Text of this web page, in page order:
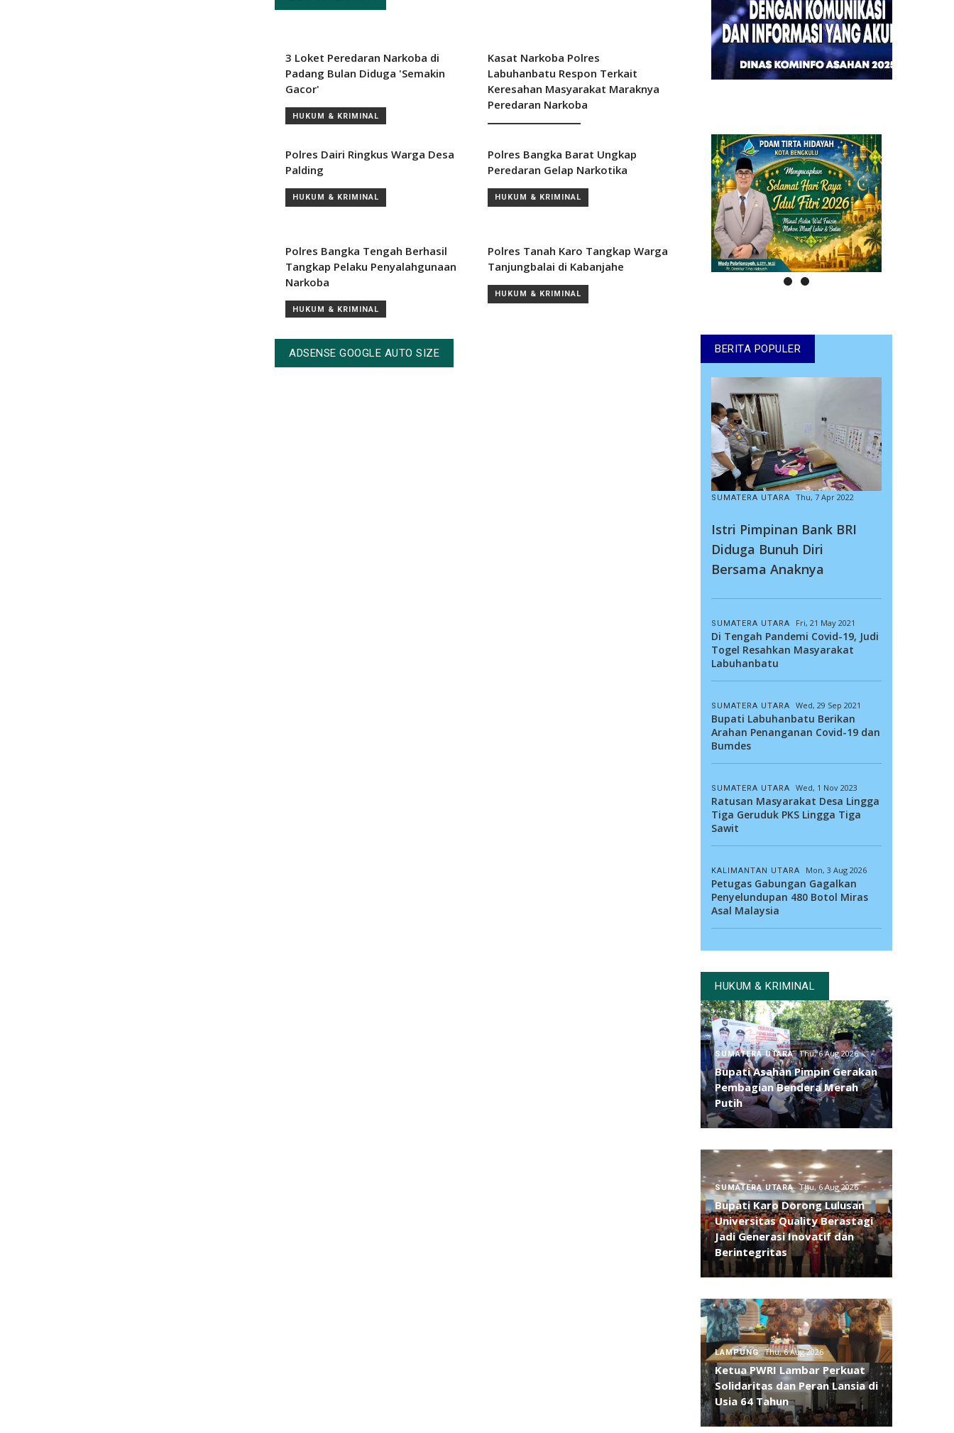
3 Loket Peredaran Narkoba di
Padang Bulan Diduga 'Semakin
Gacor'
HUKUM & KRIMINAL
Kasat Narkoba Polres
Labuhanbatu Respon Terkait
Keresahan Masyarakat Maraknya
Peredaran Narkoba
Polres Dairi Ringkus Warga Desa
Palding
HUKUM & KRIMINAL
Polres Bangka Barat Ungkap
Peredaran Gelap Narkotika
HUKUM & KRIMINAL
Polres Bangka Tengah Berhasil
Tangkap Pelaku Penyalahgunaan
Narkoba
HUKUM & KRIMINAL
Polres Tanah Karo Tangkap Warga
Tanjungbalai di Kabanjahe
HUKUM & KRIMINAL
ADSENSE GOOGLE AUTO SIZE BERITA POPULER
SUMATERA UTARA Thu, 7 Apr 2022
Istri Pimpinan Bank BRI
Diduga Bunuh Diri
Bersama Anaknya
SUMATERA UTARA Fri, 21 May 2021
Di Tengah Pandemi Covid-19, Judi
Togel Resahkan Masyarakat
Labuhanbatu
SUMATERA UTARA Wed, 29 Sep 2021
Bupati Labuhanbatu Berikan
Arahan Penanganan Covid-19 dan
Bumdes
SUMATERA UTARA Wed, 1 Nov 2023
Ratusan Masyarakat Desa Lingga
Tiga Geruduk PKS Lingga Tiga
Sawit
KALIMANTAN UTARA Mon, 3 Aug 2026
Petugas Gabungan Gagalkan
Penyelundupan 480 Botol Miras
Asal Malaysia
HUKUM & KRIMINAL
SUMATERA UTARA Thu, 6 Aug 2026
Bupati Asahan Pimpin Gerakan
Pembagian Bendera Merah
Putih
SUMATERA UTARA Thu, 6 Aug 2026
Bupati Karo Dorong Lulusan
Universitas Quality Berastagi
Jadi Generasi Inovatif dan
Berintegritas
LAMPUNG Thu, 6 Aug 2026
Ketua PWRI Lambar Perkuat
Solidaritas dan Peran Lansia di
Usia 64 Tahun